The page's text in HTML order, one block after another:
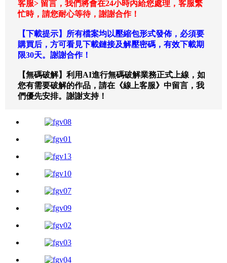
客服> 留言，我們將會在24小時內給您處理，客服繁
忙時，請您耐心等待，謝謝合作！
【下載提示】所有檔案均以壓縮包形式發佈，必須要
購買后，方可看見下載鏈接及解壓密碼，有效下載期
限30天。謝謝合作！
【無碼破解】利用AI進行無碼破解業務正式上線，如
您有需要破解的作品，請在《線上客服》中留言，我
們優先安排。謝謝支持！